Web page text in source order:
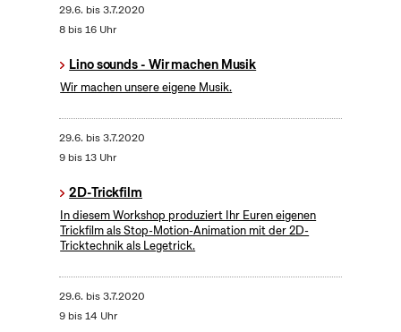
29.6. bis3.7.2020
8 bis 16 Uhr
Lino sounds - Wir machen Musik
Wir machen unsere eigene Musik.
29.6. bis3.7.2020
9 bis 13 Uhr
2D-Trickfilm
In diesem Workshop produziert Ihr Euren eigenen
Trickfilm als Stop-Motion-Animation mit der 2D-
Tricktechnik als Legetrick.
29.6. bis3.7.2020
9 bis 14 Uhr